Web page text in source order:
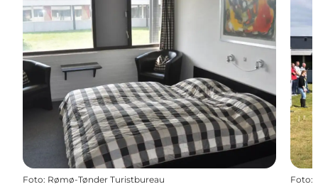
Foto: Rømø-Tønder Turistbureau Foto: